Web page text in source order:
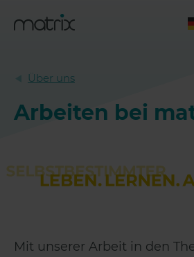
Über uns
Arbeiten bei
Mit unserer Arbeit in den